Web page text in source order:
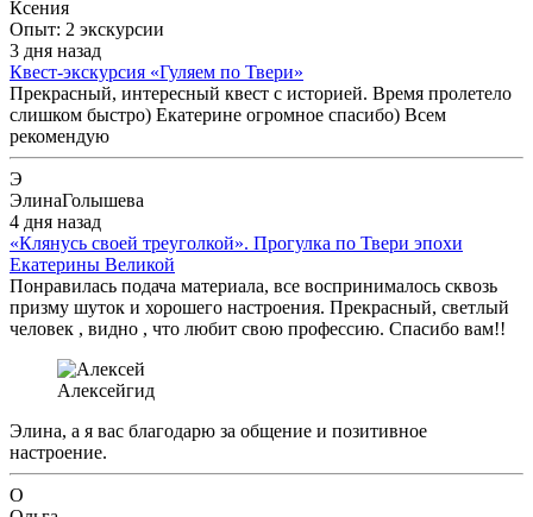
Ксения
Опыт: 2 экскурсии
3 дня назад
Квест-экскурсия «Гуляем по Твери»
Прекрасный, интересный квест с историей. Время пролетело
слишком быстро) Екатерине огромное спасибо) Всем
рекомендую
Э
ЭлинаГолышева
4 дня назад
«Клянусь своей треуголкой». Прогулка по Твери эпохи
Екатерины Великой
Понравилась подача материала, все воспринималось сквозь
призму шуток и хорошего настроения. Прекрасный, светлый
человек , видно , что любит свою профессию. Спасибо вам!!
Алексейгид
Элина, а я вас благодарю за общение и позитивное
настроение.
О